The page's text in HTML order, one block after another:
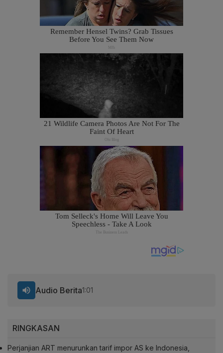
RINGKASAN
Perjanjian ART menurunkan tarif impor AS ke Indonesia,
Audio Berita1:01